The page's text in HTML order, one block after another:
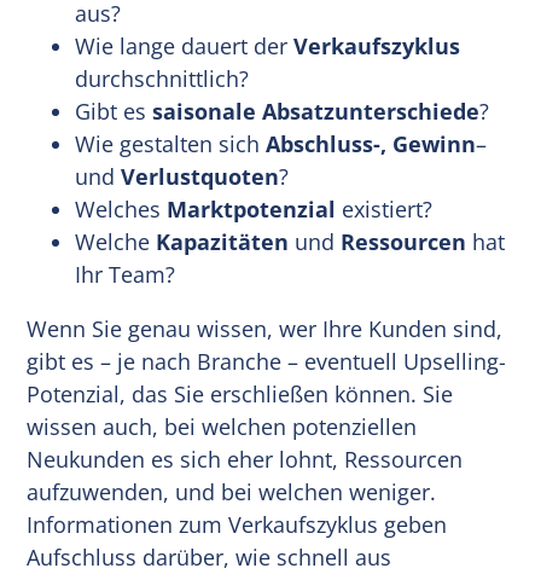
aus?
Wie lange dauert derVerkaufszyklus
durchschnittlich?
Gibt essaisonale Absatzunterschiede?
Wie gestalten sichAbschluss-, Gewinn–
undVerlustquoten?
Welches Marktpotenzial existiert?
Welche Kapazitäten und Ressourcen hat
Ihr Team?
Wenn Sie genau wissen, wer Ihre Kunden sind,
gibt es – je nach Branche – eventuell Upselling-
Potenzial, das Sie erschließen können. Sie
wissen auch, bei welchen potenziellen
Neukunden es sich eher lohnt, Ressourcen
aufzuwenden, und bei welchen weniger.
Informationen zum Verkaufszyklus geben
Aufschluss darüber, wie schnell aus